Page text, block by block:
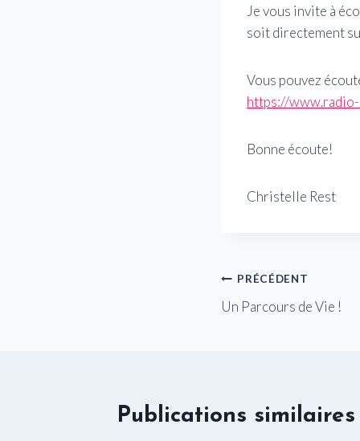
Je vous invite à
soit directement
Vous pouvez
https://
Bonne écoute!
Christelle Rest
Navigation
de
PRÉCÉDENT
Un Parcours de Vie !
Publications similaires